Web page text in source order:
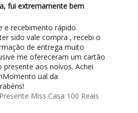
fui extremamente bem
e recebimento rápido.
sido vale compra , recebi o
de entrega muito
me ofereceram um cartão
presente aos noivos. Achei
ual da
Miss Casa 100 Reais